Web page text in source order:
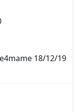
18/12/19